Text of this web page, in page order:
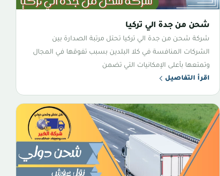
شحن من جدة الي تركيا
شركة شحن من جدة الي تركيا تحتل مرتبة الصدارة بين
الشركات المنافسة في كلا البلدين بسبب تفوقها في المجال
وتمتعها بأعلى الإمكانيات التي تضمن
اقرأ التفاصيل